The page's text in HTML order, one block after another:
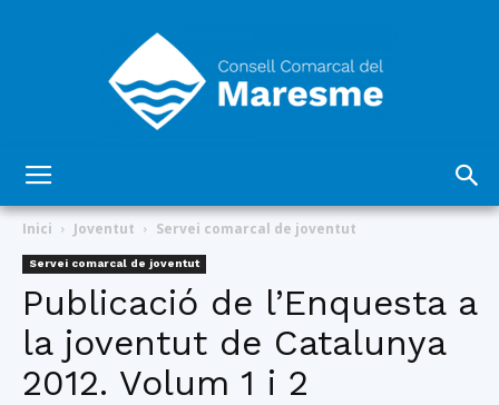
Comarcal
del
Inici Joventut Servei comarcal de joventut
Servei comarcal de joventut
Publicació de l’Enquesta a
la joventut de Catalunya
2012. Volum 1 i 2